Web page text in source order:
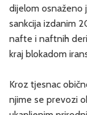
dijelom osnaženo
sankcija izdanim
nafte i naftnih
kraj blokadom
Kroz tjesnac
njime se prevozi